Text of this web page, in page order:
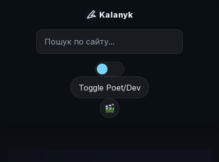
Kalanyk
Toggle Poet/Dev